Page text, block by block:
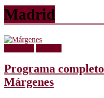
Madrid
Programa
Márgenes